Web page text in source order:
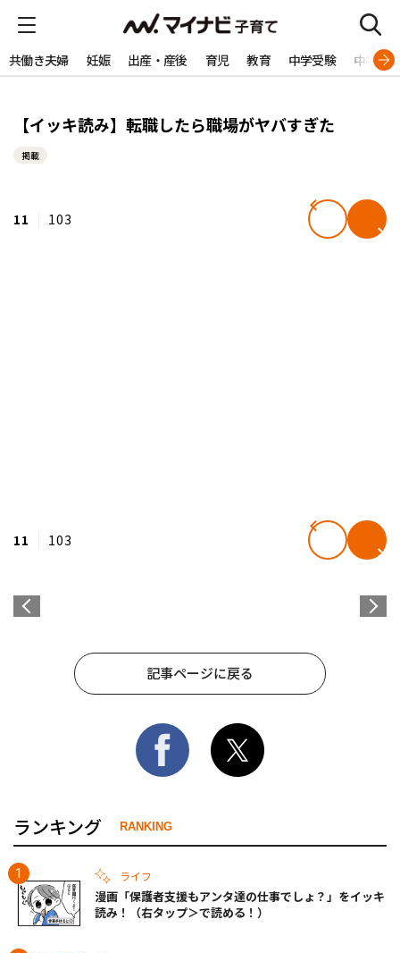
共働き夫婦 妊娠 出産・産後 育児 教育 中学受験 中学生
【イッキ読み】転職したら職場がヤバすぎた
掲載
11 103
11 103
記事ページに戻る
ランキング RANKING
ライフ
漫画「保護者支援もアンタ達の仕事でしょ？」をイッキ
読み！（右タップ＞で読める！）